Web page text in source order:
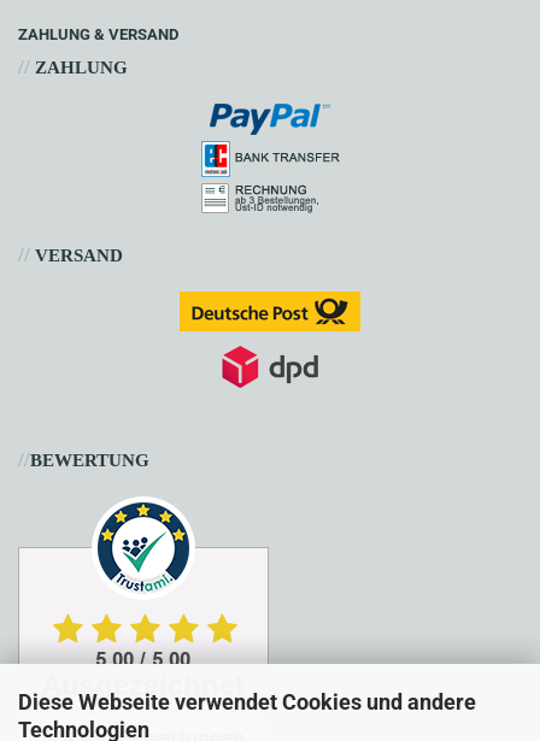
Diese Webseite verwendet Cookies und andere
Technologien
ZAHLUNG & VERSAND
// ZAHLUNG
// VERSAND
//BEWERTUNG